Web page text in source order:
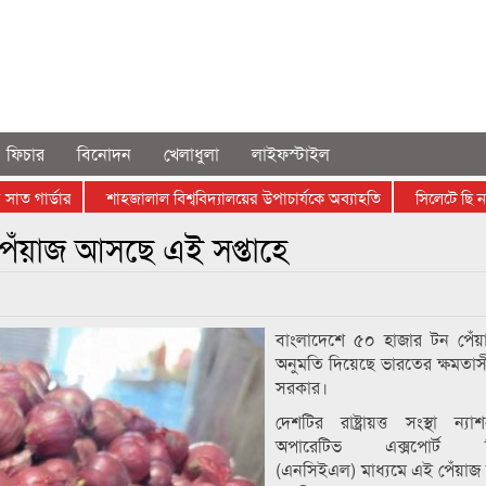
ফিচার বিনোদন খেলাধুলা
লাইফস্টাইল
শাহজালাল বিশ্ববিদ্যালয়ের উপাচার্যকে অব্যাহতি সিলেটে ছি ন
আসছে এই সপ্তাহে
বাংলাদেশে ৫০ হাজার টন
অনুমতি দিয়েছে ভারতের
সরকার।
দেশটির রাষ্ট্রায়ত্ত সংস্থা
অপারেটিভ এক্সপোর্ট
(এনসিইএল) মাধ্যমে এই পেঁয়াজ